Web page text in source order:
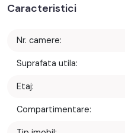
Caracteristici
Nr. camere:
Suprafata utila:
Etaj:
Compartimentare: